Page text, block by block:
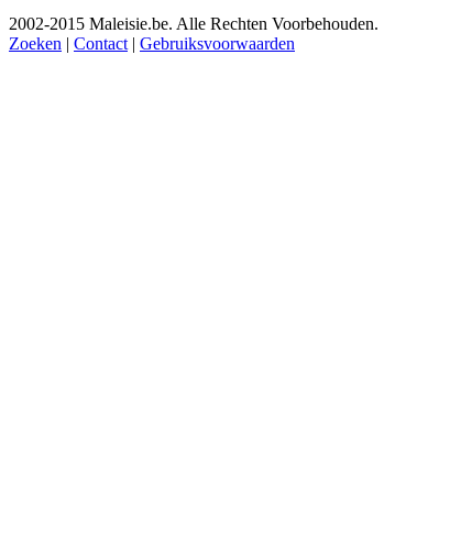
2002-2015 Maleisie.be. Alle Rechten Voorbehouden.
Zoeken | Contact | Gebruiksvoorwaarden